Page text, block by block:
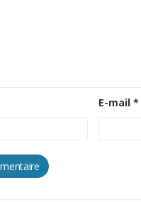
E-mail *